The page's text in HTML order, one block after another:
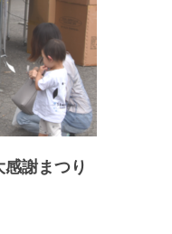
謝まつり